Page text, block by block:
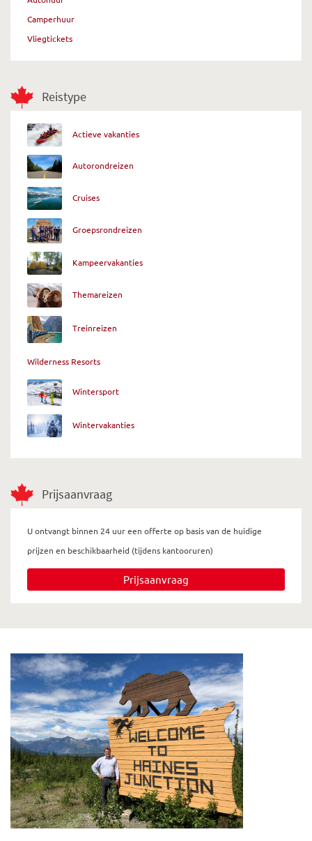
Camperhuur
Vliegtickets
Reistype
Actieve vakanties
Autorondreizen
Cruises
Groepsrondreizen
Kampeervakanties
Themareizen
Treinreizen
Wilderness Resorts
Wintersport
Wintervakanties
Prijsaanvraag
U ontvangt binnen 24 uur een offerte op basis van de huidige
prijzen en beschikbaarheid (tijdens kantooruren)
Prijsaanvraag